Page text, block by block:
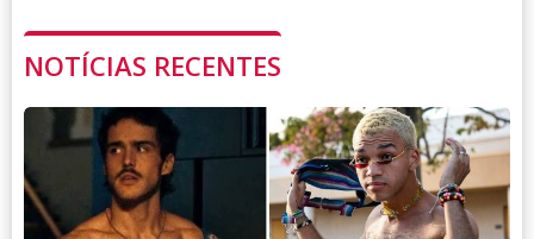
NOTÍCIAS RECENTES